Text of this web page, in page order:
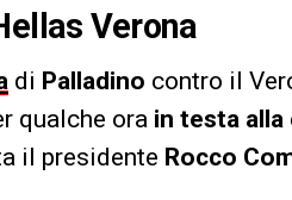
Verona
di Palladino contro il
qualche ora in testa alla
il presidente Rocco